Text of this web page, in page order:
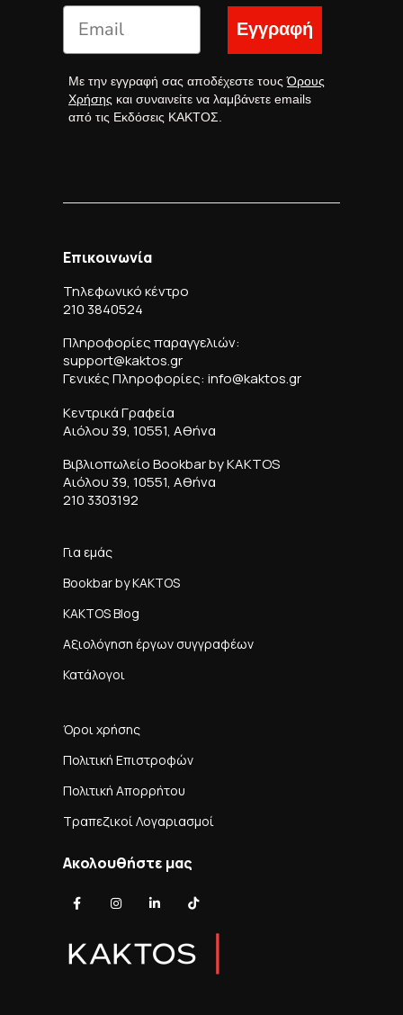
Εγγραφή
Με την εγγραφή σας αποδέχεστε τουςΌρους
Χρήσης και συναινείτε να λαμβάνετε emails
από τις Εκδόσεις ΚΑΚΤΟΣ.
Επικοινωνία
Τηλεφωνικό κέντρο
210 3840524
Πληροφορίες παραγγελιών:
support@kaktos.gr
Γενικές Πληροφορίες: info@kaktos.gr
Κεντρικά Γραφεία
Αιόλου 39, 10551, Αθήνα
Βιβλιοπωλείο Bookbar by KAKTOS
Αιόλου 39, 10551, Αθήνα
210 3303192
Για εμάς
Bookbar by KAKTOS
KAKTOS Blog
Αξιολόγηση έργων συγγραφέων
Κατάλογοι
Όροι χρήσης
Πολιτική Επιστροφών
Πολιτική Απορρήτου
Τραπεζικοί Λογαριασμοί
Ακολουθήστε μας